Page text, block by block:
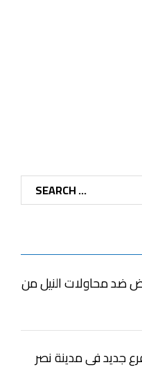
ضد محاولات النيل من
جديد فى مدينة نصر